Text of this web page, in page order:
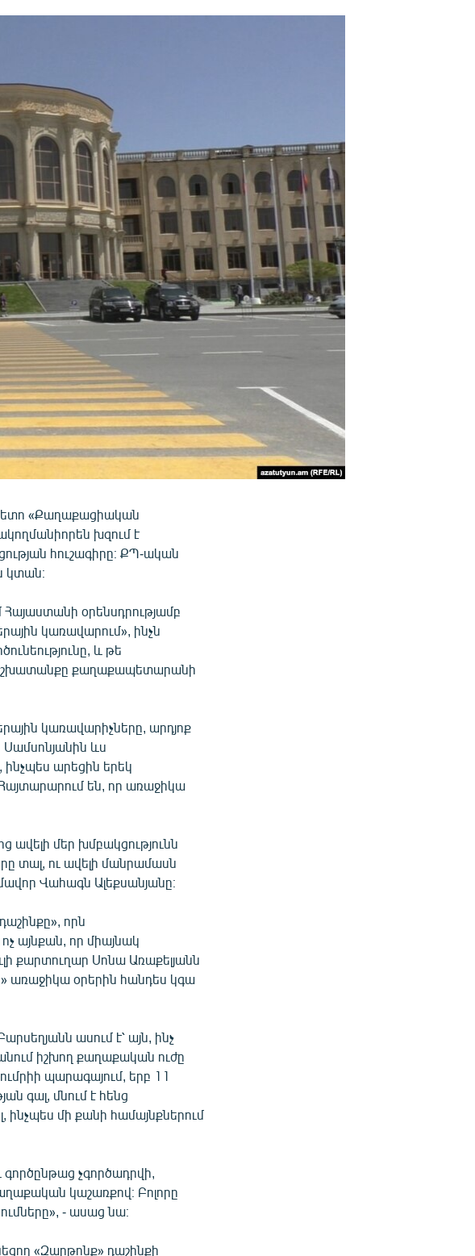
«Քաղաքացիական
խզում է
հուշագիրը։ ՔՊ-ական
կտան։
Հայաստանի օրենսդրությամբ
կառավարում», ինչն
և թե
քաղաքապետարանի
կառավարիչները, արդյոք
ևս
ինչպես արեցին երեկ
են, որ առաջիկա
ավելի մեր խմբակցությունն
տալ, ու ավելի մանրամասն
Վահագն Ալեքսանյանը։
որն
այնքան, որ միայնակ
քարտուղար Սոնա Առաքելյանն
առաջիկա օրերին հանդես կգա
ասում է՝ այն, ինչ
իշխող քաղաքական ուժը
պարագայում, երբ 11
գալ, մնում է հենց
ինչպես մի քանի համայնքներում
չգործադրվի,
կաշառքով։ Բոլորը
- ասաց նա։
«Զարթոնք» դաշինքի